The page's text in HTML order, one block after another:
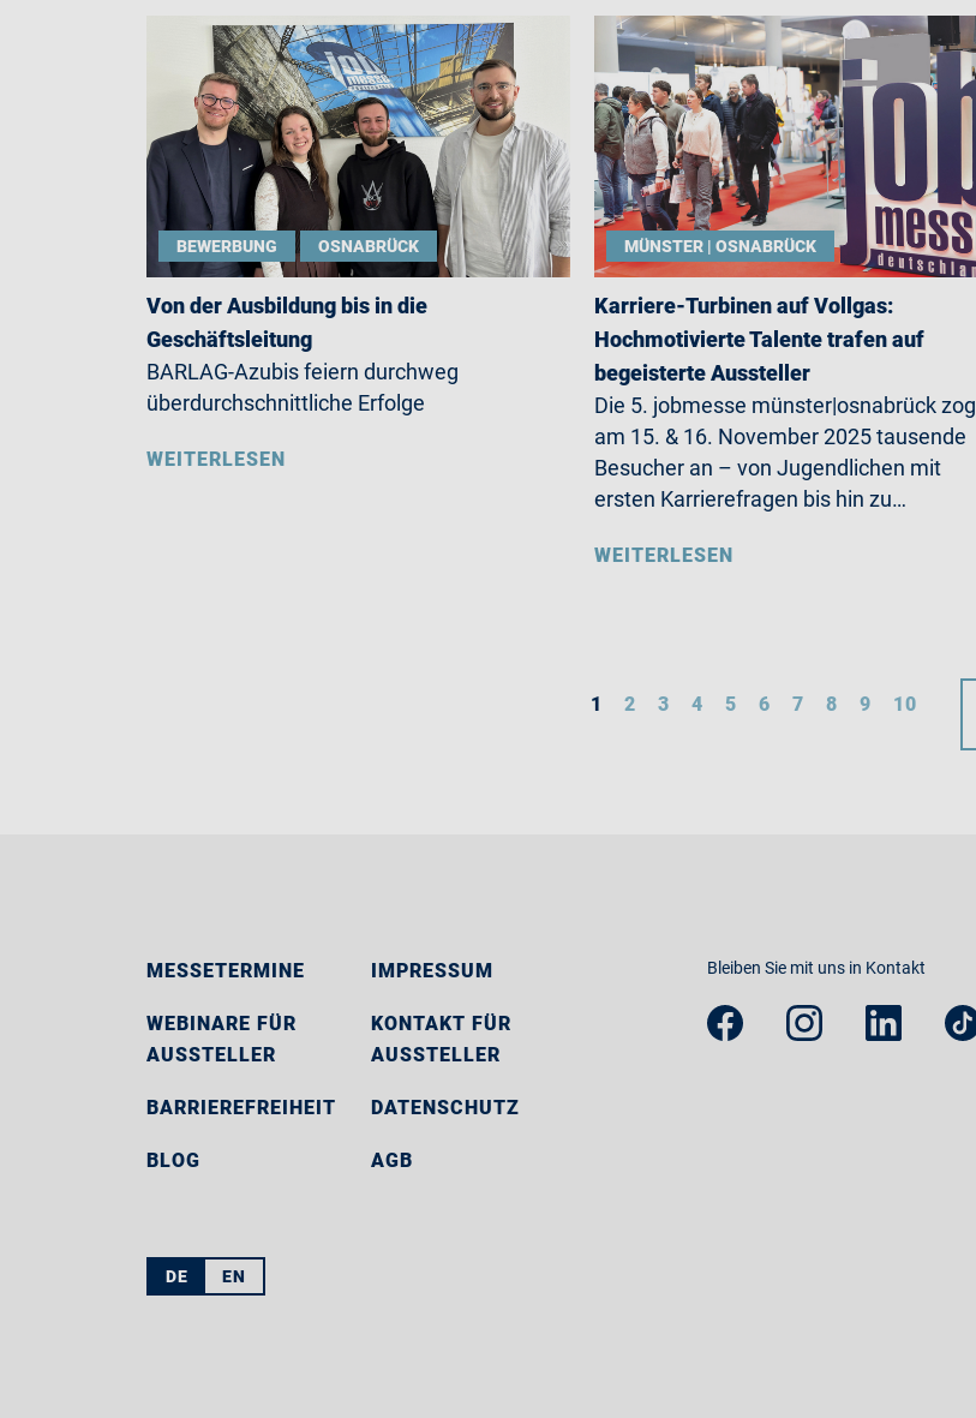
BEWERBUNG OSNABRÜCK
Von der Ausbildung bis in die
Geschäftsleitung
BARLAG-Azubis feiern durchweg
überdurchschnittliche Erfolge
WEITERLESEN
MÜNSTER | OSNABRÜCK
Karriere-Turbinen auf Vollgas:
Hochmotivierte Talente trafen auf
begeisterte Aussteller
Die 5. jobmesse münster|osnabrück zog
am 15. & 16. November 2025 tausende
Besucher an – von Jugendlichen mit
ersten Karrierefragen bis hin zu…
WEITERLESEN
1 2 3 4 5 6 7 8 9 10
MESSETERMINE
WEBINARE FÜR
AUSSTELLER
BARRIEREFREIHEIT
BLOG
IMPRESSUM
KONTAKT FÜR
AUSSTELLER
DATENSCHUTZ
AGB
Bleiben Sie mit uns in Kontakt
DE EN